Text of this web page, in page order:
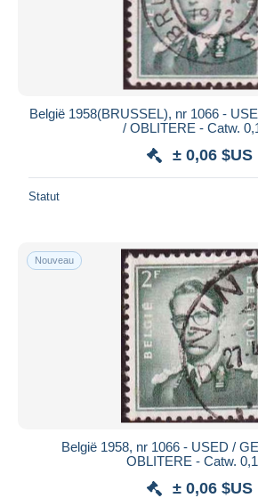
België 1958(BRUSSEL), nr 1066 -
/ OBLITERE - Catw.
± 0,06 $US
Statut
Nouveau
België 1958, nr 1066 - USED /
OBLITERE - Catw.
± 0,06 $US